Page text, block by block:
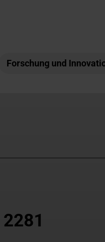
Forschung und